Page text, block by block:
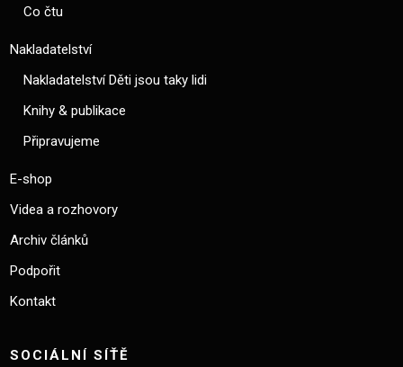
Co čtu
Nakladatelství
Nakladatelství Děti jsou taky lidi
Knihy & publikace
Připravujeme
E-shop
Videa a rozhovory
Archiv článků
Podpořit
Kontakt
SOCIÁLNÍ SÍŤĚ